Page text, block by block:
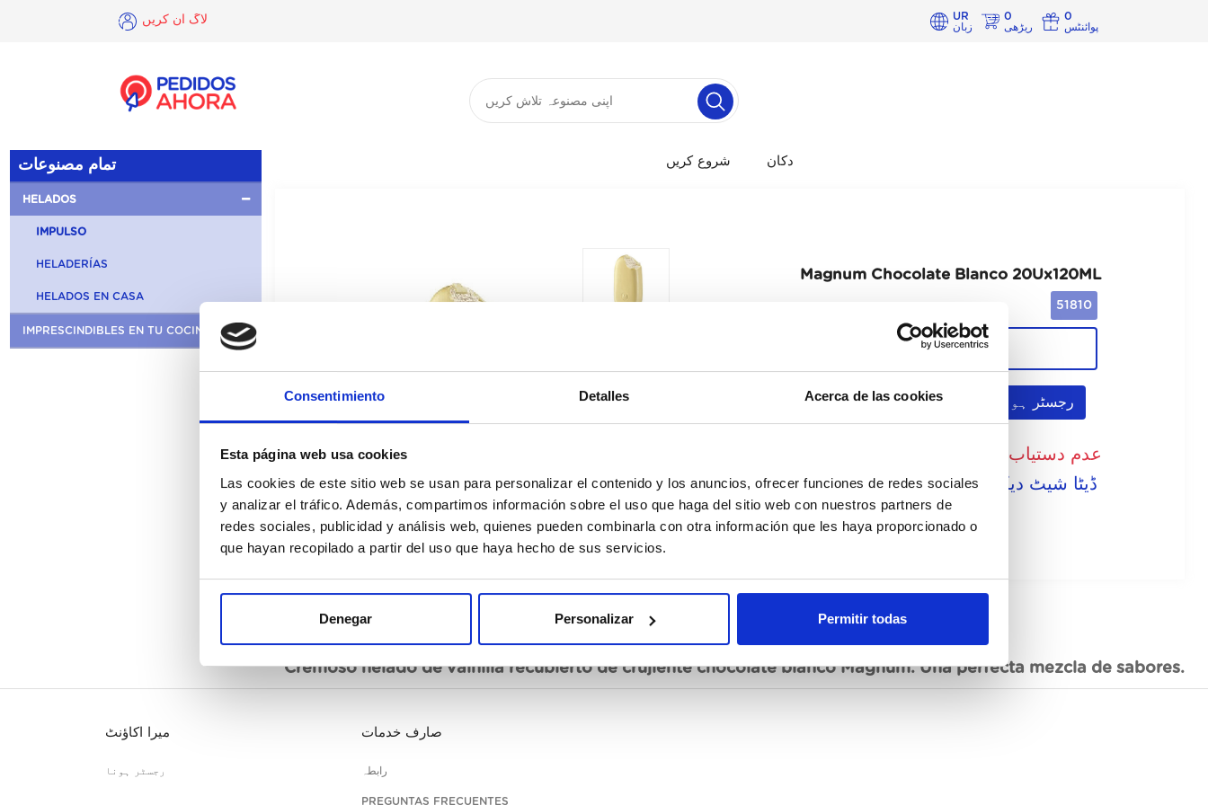
Consentimiento Detalles Acerca de las cookies
Esta página web usa cookies
Las cookies de este sitio web se usan para personalizar el contenido y los anuncios, ofrecer funciones de redes sociales
y analizar el tráfico. Además, compartimos información sobre el uso que haga del sitio web con nuestros partners de
redes sociales, publicidad y análisis web, quienes pueden combinarla con otra información que les haya proporcionado o
que hayan recopilado a partir del uso que haya hecho de sus servicios.
Denegar Personalizar Permitir todas
لاگ ان کریں
UR
زبان
0
ریڑھی
0
پوائنٹس
تمام مصنوعات
HELADOS
IMPULSO
HELADERÍAS
HELADOS EN CASA
IMPRESCINDIBLES EN TU COCINA
شروع کریں دکان
Magnum Chocolate Blanco 20Ux120ML
51810
Cajas
رجسٹر ہونا
عدم دستیاب، ابھی فرمائش کریں
ڈیٹا شیٹ دیکھیں
تصریح
Cremoso helado de vainilla recubierto de crujiente chocolate blanco Magnum. Una perfecta mezcla de sabores.
میرا اکاؤنٹ
رجسٹر ہونا
صارف خدمات
رابطہ
PREGUNTAS FRECUENTES